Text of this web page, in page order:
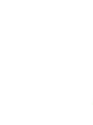
Kvalitní kožená
rozdělena na dva
Bull